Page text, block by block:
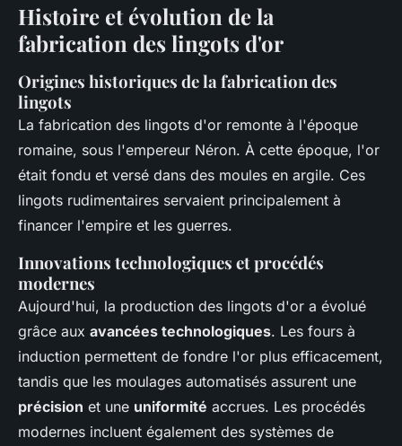
Histoire et évolution de la
fabrication des lingots d'or
Origines historiques de la fabrication des
lingots
La fabrication des lingots d'or remonte à l'époque
romaine, sous l'empereur Néron. À cette époque, l'or
était fondu et versé dans des moules en argile. Ces
lingots rudimentaires servaient principalement à
financer l'empire et les guerres.
Innovations technologiques et procédés
modernes
Aujourd'hui, la production des lingots d'or a évolué
grâce aux avancées technologiques. Les fours à
induction permettent de fondre l'or plus efficacement,
tandis que les moulages automatisés assurent une
précision et une uniformité accrues. Les procédés
modernes incluent également des systèmes de